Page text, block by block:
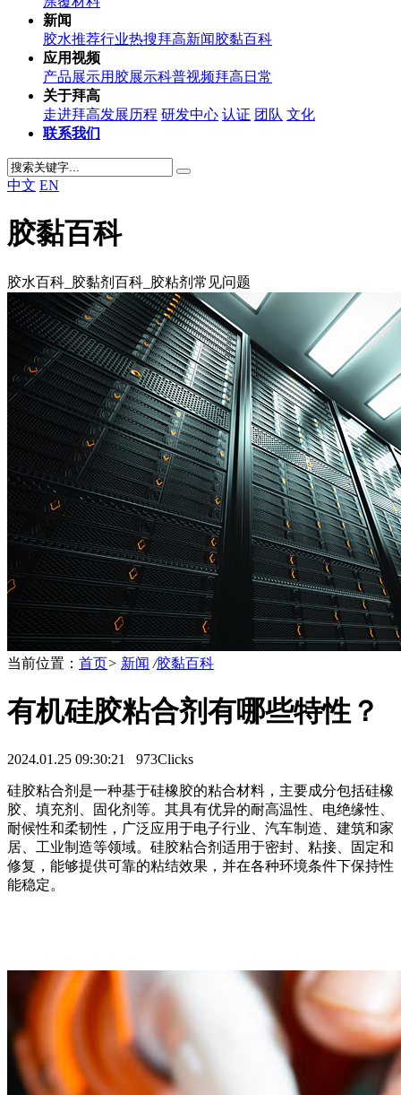
新闻
胶水推荐行业热搜拜高新闻胶黏百科
应用视频
产品展示用胶展示科普视频拜高日常
关于拜高
走进拜高发展历程 研发中心 认证 团队 文化
联系我们
中文 EN
胶黏百科
胶水百科_胶黏剂百科_胶粘剂常见问题
当前位置： 首页> 新闻 /胶黏百科
有机硅胶粘合剂有哪些特性？
2024.01.25 09:30:21 973Clicks
硅胶粘合剂是一种基于硅橡胶的粘合材料，主要成分包括硅橡
胶、填充剂、固化剂等。其具有优异的耐高温性、电绝缘性、
耐候性和柔韧性，广泛应用于电子行业、汽车制造、建筑和家
居、工业制造等领域。硅胶粘合剂适用于密封、粘接、固定和
修复，能够提供可靠的粘结效果，并在各种环境条件下保持性
能稳定。